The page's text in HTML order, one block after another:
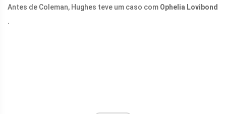
Antes de Coleman, Hughes teve um caso com Ophelia Lovibond
.